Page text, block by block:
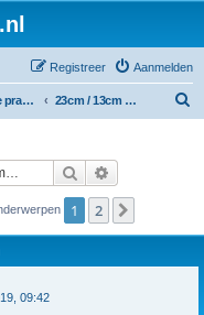
Aanmelden
Registreer
ATV in de praktijk en zelfbouw 23cm / 13cm ATV
Zoek
1 2
09:42